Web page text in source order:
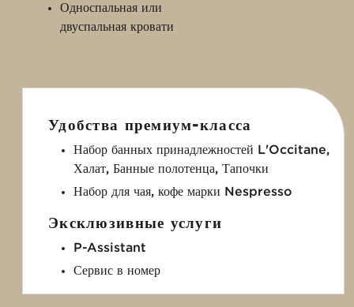
Односпальная или
двуспальная кровати
Удобства премиум-класса
Набор банных принадлежностей L'Occitane,
Халат, Банные полотенца, Тапочки
Набор для чая, кофе марки Nespresso
Эксклюзивные услуги
P-Assistant
Сервис в номер